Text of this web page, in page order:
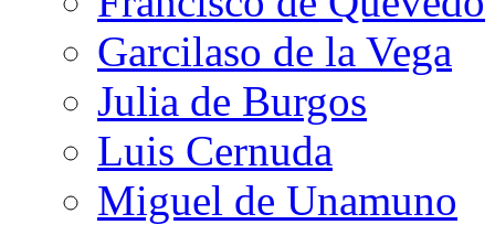
Garcilaso de la Vega
Julia de Burgos
Luis Cernuda
Miguel de Unamuno